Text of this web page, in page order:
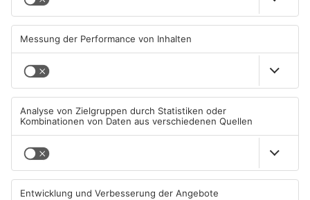
im Main-Kinzig-Kreis und in
06.08.2026, 11:33 UHR IN MAIN-
KINZIG-KREIS
Schwimmbad bleibt heute
05.08.2026, 07:31 UHR IN MAIN-
KINZIG-KREIS